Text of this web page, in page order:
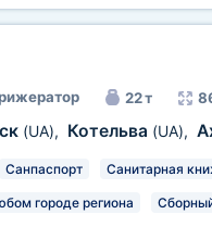
22 т
(UA), Котельва (UA),
Санпаспорт Санитарная
городе региона